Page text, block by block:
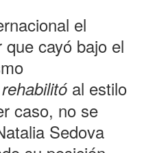
el
cayó bajo el
rehabilitó al estilo
caso, no se
Sedova